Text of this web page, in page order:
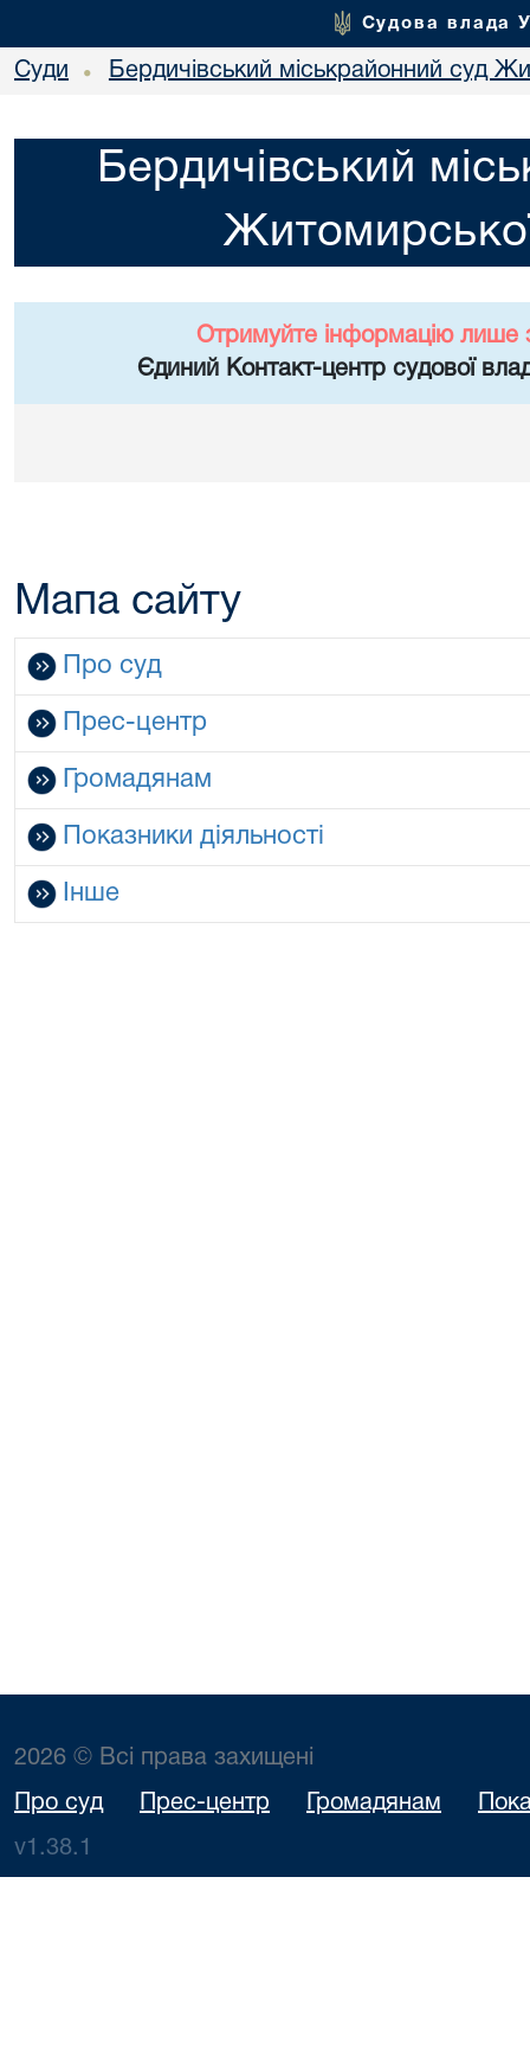
Судова влада
Суди • Бердичівський міськрайонний суд
Бердичівський
Отримуйте інформацію лише
Єдиний Контакт-центр судової
Мапа сайту
Про суд
Прес-центр
Громадянам
Показники діяльності
Інше
2026 © Всі права захищені
Про суд Прес-центр Громадянам
v1.38.1